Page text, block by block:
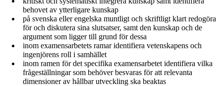
behovet av ytterligare kunskap
på svenska eller engelska muntligt och skriftligt klart redogöra
för och diskutera sina slutsatser, samt den kunskap och de
argument som ligger till grund för dessa
inom examensarbetets ramar identifiera vetenskapens och
ingenjörens roll i samhället
inom ramen för det specifika examensarbetet identifiera vilka
frågeställningar som behöver besvaras för att relevanta
dimensioner av hållbar utveckling ska beaktas